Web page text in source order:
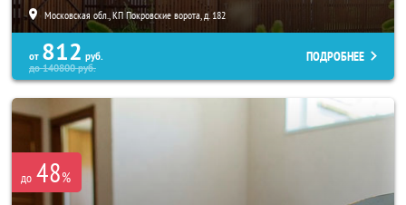
Московская обл., КП Покровские ворота, д. 182
от 812 руб.
до140800руб.
ПОДРОБНЕЕ
до 48%